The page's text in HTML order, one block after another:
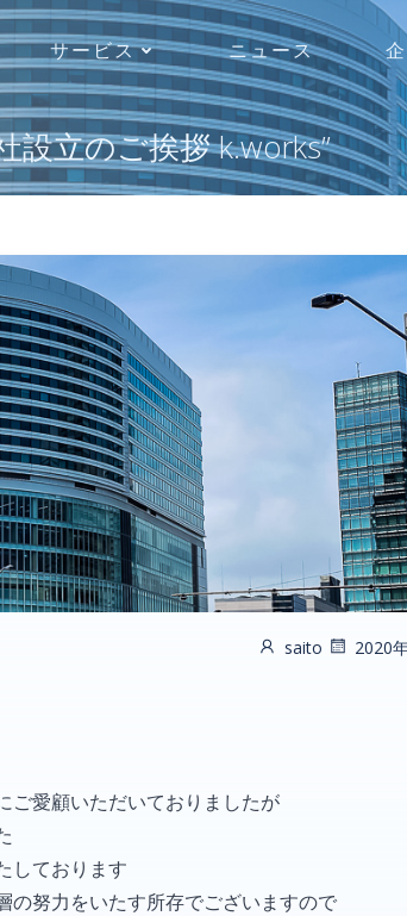
サービス ニュース
設立のご挨拶 k.works”
saito 2020
愛顧いただいておりましたが
しております
努力をいたす所存でございますので